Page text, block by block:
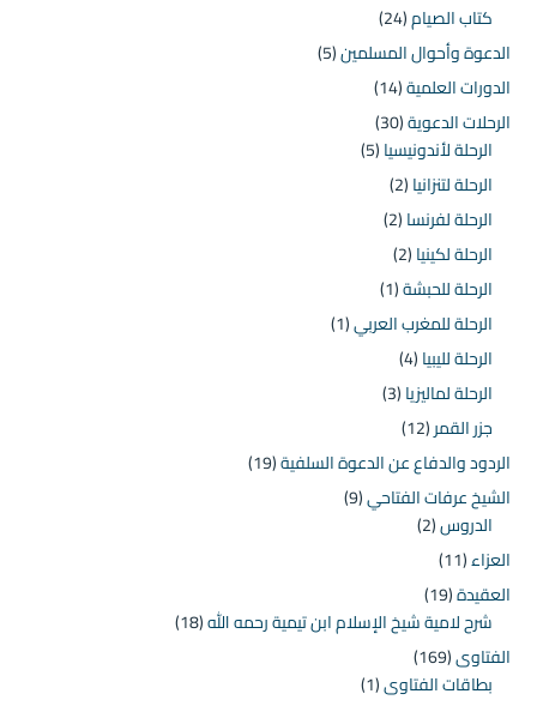
كتاب الصيام(24)
الدعوة وأحوال المسلمين(5)
الدورات العلمية(14)
الرحلات الدعوية(30)
الرحلة لأندونيسيا(5)
الرحلة لتنزانيا(2)
الرحلة لفرنسا(2)
الرحلة لكينيا(2)
الرحلة للحبشة(1)
الرحلة للمغرب العربي(1)
الرحلة لليبيا(4)
الرحلة لماليزيا(3)
جزر القمر(12)
الردود والدفاع عن الدعوة السلفية(19)
الشيخ عرفات الفتاحي(9)
الدروس(2)
العزاء(11)
العقيدة(19)
شرح لامية شيخ الإسلام ابن تيمية رحمه الله(18)
الفتاوى(169)
بطاقات الفتاوى(1)